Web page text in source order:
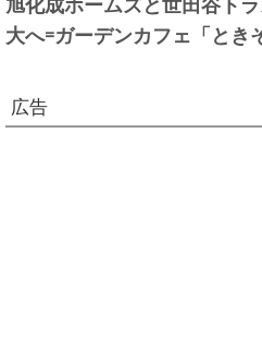
大へ=ガーデンカフェ「とき
広告